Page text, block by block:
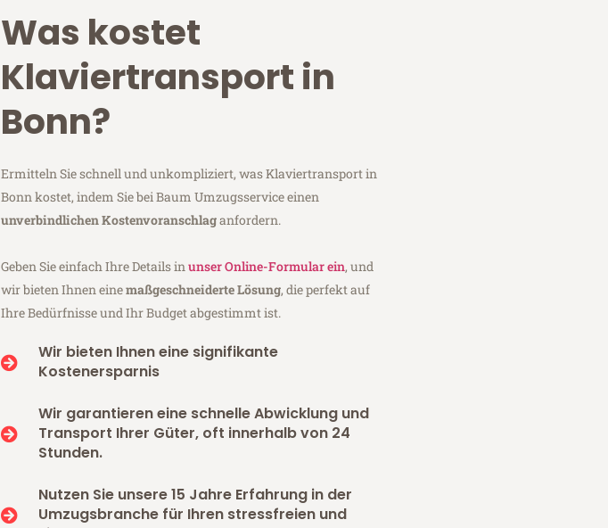
Was kostet
Klaviertransport in
Bonn?
Ermitteln Sie schnell und unkompliziert, was Klaviertransport in
Bonn kostet, indem Sie bei Baum Umzugsservice einen
unverbindlichen Kostenvoranschlaganfordern.
Geben Sie einfach Ihre Details inunser Online-Formular ein, und
wir bieten Ihnen einemaßgeschneiderte Lösung, die perfekt auf
Ihre Bedürfnisse und Ihr Budget abgestimmt ist.
Wir bieten Ihnen eine signifikante
Kostenersparnis
Wir garantieren eine schnelle Abwicklung und
Transport Ihrer Güter, oft innerhalb von 24
Stunden.
Nutzen Sie unsere 15 Jahre Erfahrung in der
Umzugsbranche für Ihren stressfreien und